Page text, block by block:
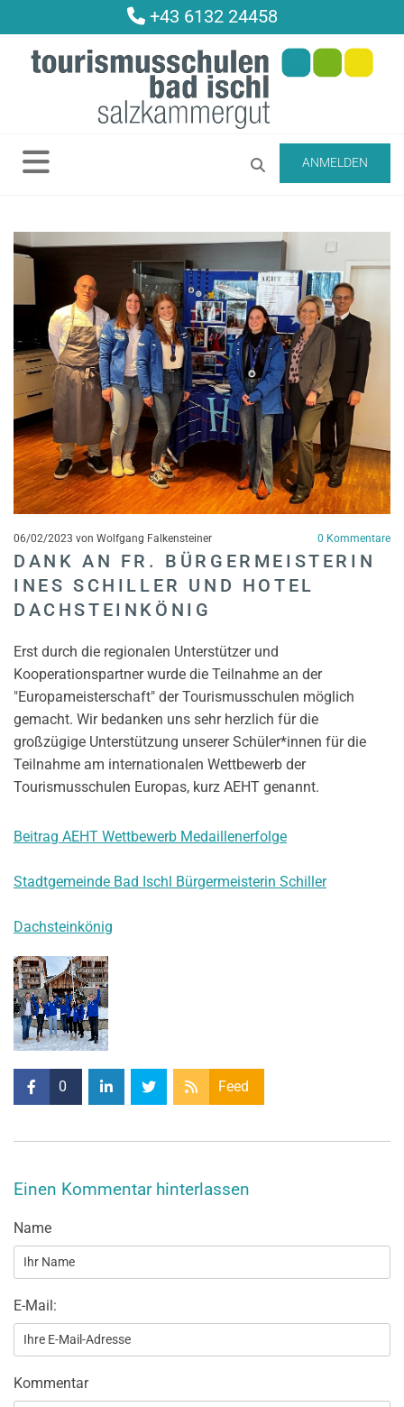
+43 6132 24458
ANMELDEN
06/02/2023 von Wolfgang Falkensteiner 0 Kommentare
DANK AN FR. BÜRGERMEISTERIN
INES SCHILLER UND HOTEL
DACHSTEINKÖNIG
Erst durch die regionalen Unterstützer und
Kooperationspartner wurde die Teilnahme an der
"Europameisterschaft" der Tourismusschulen möglich
gemacht. Wir bedanken uns sehr herzlich für die
großzügige Unterstützung unserer Schüler*innen für die
Teilnahme am internationalen Wettbewerb der
Tourismusschulen Europas, kurz AEHT genannt.
Beitrag AEHT Wettbewerb Medaillenerfolge
Stadtgemeinde Bad Ischl Bürgermeisterin Schiller
Dachsteinkönig
0 Feed
Einen Kommentar hinterlassen
Name
E-Mail:
Kommentar